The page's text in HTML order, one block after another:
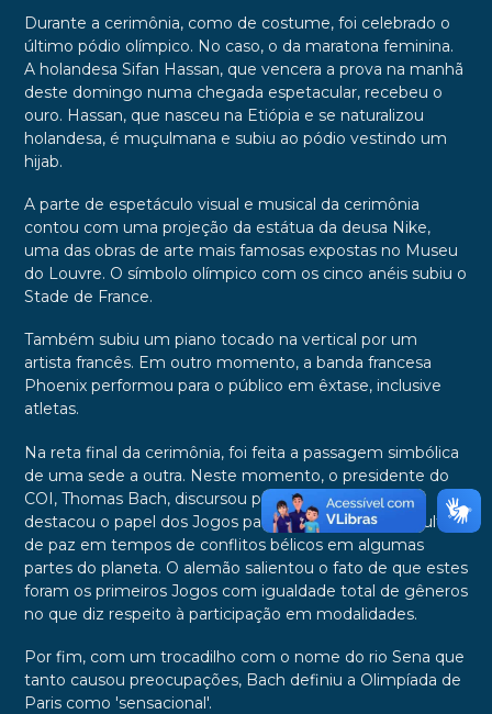
Durante a cerimônia, como de costume, foi celebrado o
último pódio olímpico. No caso, o da maratona feminina.
A holandesa Sifan Hassan, que vencera a prova na manhã
deste domingo numa chegada espetacular, recebeu o
ouro. Hassan, que nasceu na Etiópia e se naturalizou
holandesa, é muçulmana e subiu ao pódio vestindo um
hijab.
A parte de espetáculo visual e musical da cerimônia
contou com uma projeção da estátua da deusa Nike,
uma das obras de arte mais famosas expostas no Museu
do Louvre. O símbolo olímpico com os cinco anéis subiu o
Stade de France.
Também subiu um piano tocado na vertical por um
artista francês. Em outro momento, a banda francesa
Phoenix performou para o público em êxtase, inclusive
atletas.
Na reta final da cerimônia, foi feita a passagem simbólica
de uma sede a outra. Neste momento, o presidente do
COI, Thomas Bach, discursou para o público. Bach
destacou o papel dos Jogos para a criação de uma cultura
de paz em tempos de conflitos bélicos em algumas
partes do planeta. O alemão salientou o fato de que estes
foram os primeiros Jogos com igualdade total de gêneros
no que diz respeito à participação em modalidades.
Por fim, com um trocadilho com o nome do rio Sena que
tanto causou preocupações, Bach definiu a Olimpíada de
Paris como 'sensacional'.